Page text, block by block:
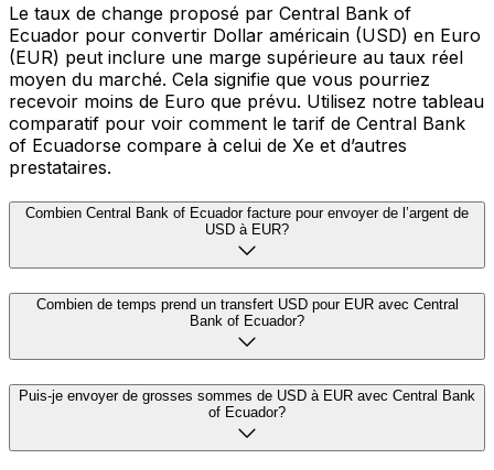
Le taux de change proposé par Central Bank of
Ecuador pour convertir Dollar américain (USD) en Euro
(EUR) peut inclure une marge supérieure au taux réel
moyen du marché. Cela signifie que vous pourriez
recevoir moins de Euro que prévu. Utilisez notre tableau
comparatif pour voir comment le tarif de Central Bank
of Ecuadorse compare à celui de Xe et d’autres
prestataires.
Combien Central Bank of Ecuador facture pour envoyer de l’argent de
USD à EUR?
Combien de temps prend un transfert USD pour EUR avec Central
Bank of Ecuador?
Puis-je envoyer de grosses sommes de USD à EUR avec Central Bank
of Ecuador?